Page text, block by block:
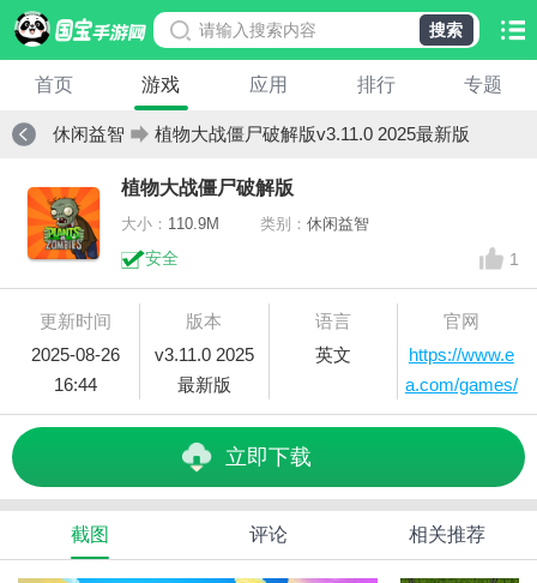
搜索
首页 游戏 应用 排行 专题
休闲益智 植物大战僵尸破解版v3.11.0 2025最新版
植物大战僵尸破解版
大小： 110.9M 类别： 休闲益智
安全 1
更新时间
2025-08-26
16:44
版本
v3.11.0 2025
最新版
语言
英文
官网
https://www.e
a.com/games/
plants-vs-
立即下载
截图 评论 相关推荐